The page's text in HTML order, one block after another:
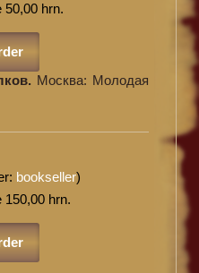
50,00 hrn.
Москва: Молодая
bookseller)
150,00 hrn.